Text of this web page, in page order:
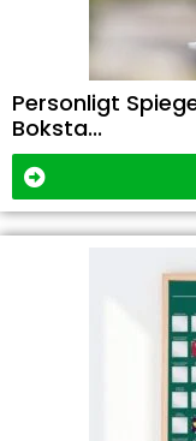
Personligt
Boksta...